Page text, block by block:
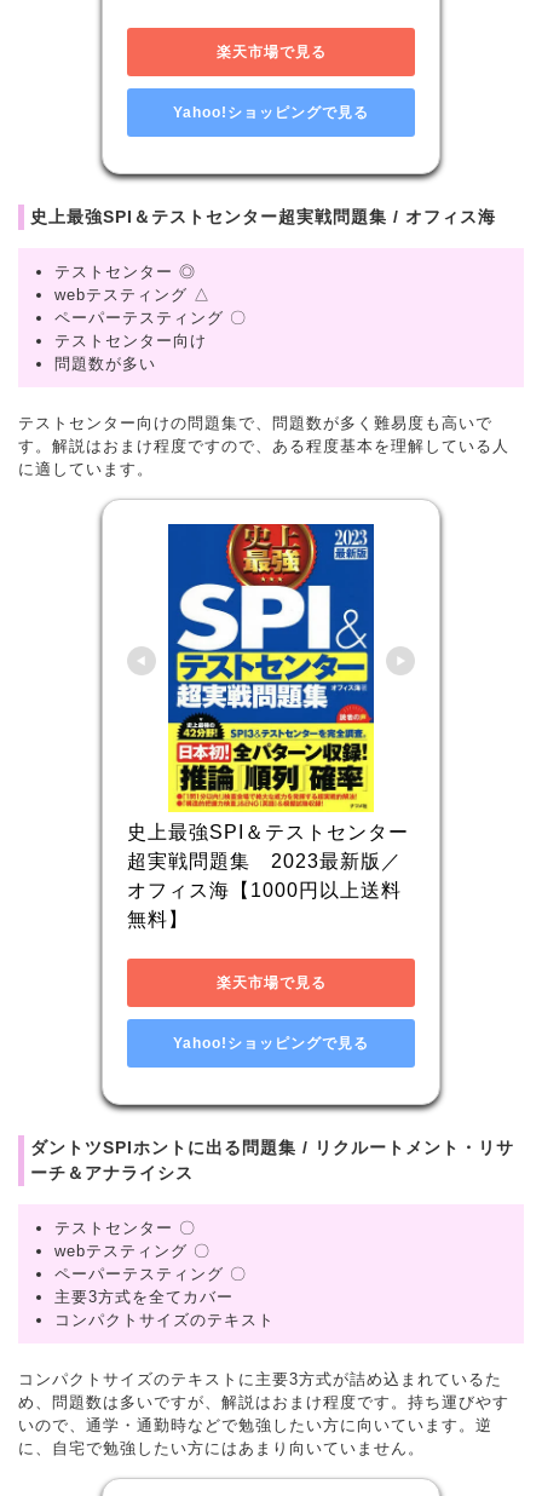
楽天市場で見る
Yahoo!ショッピングで見る
史上最強SPI＆テストセンター超実戦問題集 / オフィス海
テストセンター ◎
webテスティング △
ペーパーテスティング 〇
テストセンター向け
問題数が多い
テストセンター向けの問題集で、問題数が多く難易度も高いで
す。解説はおまけ程度ですので、ある程度基本を理解している人
に適しています。
史上最強SPI＆テストセンター
超実戦問題集　2023最新版／
オフィス海【1000円以上送料
無料】
楽天市場で見る
Yahoo!ショッピングで見る
ダントツSPIホントに出る問題集 / リクルートメント・リサ
ーチ＆アナライシス
テストセンター 〇
webテスティング 〇
ペーパーテスティング 〇
主要3方式を全てカバー
コンパクトサイズのテキスト
コンパクトサイズのテキストに主要3方式が詰め込まれているた
め、問題数は多いですが、解説はおまけ程度です。持ち運びやす
いので、通学・通勤時などで勉強したい方に向いています。逆
に、自宅で勉強したい方にはあまり向いていません。